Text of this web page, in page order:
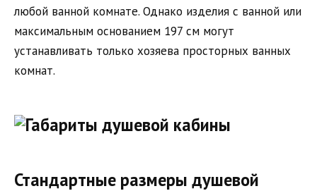
любой ванной комнате. Однако изделия с ванной или
максимальным основанием 197 см могут
устанавливать только хозяева просторных ванных
комнат.
Стандартные размеры душевой